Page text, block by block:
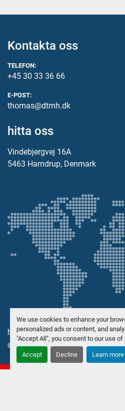
We use cookies to enhance your
personalized ads or content, and
"Accept All", you consent to our use of
Accept Decline Learn more
Kontakta oss
TELEFON:
+45 30 33 36 66
E-POST:
thomas@dtmh.dk
hitta oss
Vindebjergvej 16A
5463 Harndrup, Denmark
Hantera cookies
© Upphovsrätt Danish Trading